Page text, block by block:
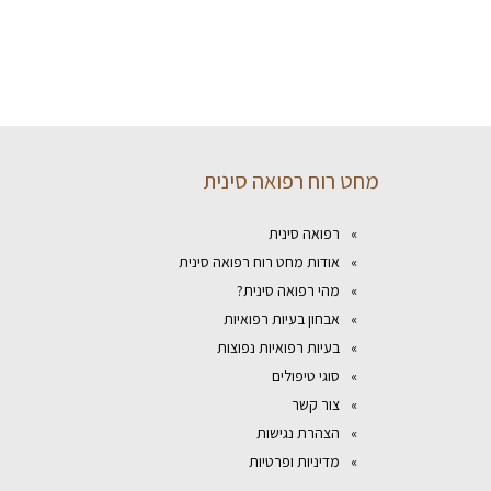
מחט רוח רפואה סינית
רפואה סינית
אודות מחט רוח רפואה סינית
מהי רפואה סינית?
אבחון בעיות רפואיות
בעיות רפואיות נפוצות
סוגי טיפולים
צור קשר
הצהרת נגישות
מדיניות ופרטיות